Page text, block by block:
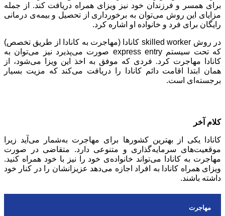
برای همسر و فرزندان خود نیز ویزای همراه دریافت کند. از جمله
مزایای این روش می‌توان به برخورداری از تحصیل و بیمه‌ی درمانی
رایگان برای فرد و خانواده او اشاره کرد.
در روش skilled worker کانادا (مهاجرت به کانادا از طریق تخصص)
که تحت سیستم express entry صورت می‌پذیرد نیز می‌توان به
کانادا مهاجرت کرد. فردی که موفق به اخذ این ویزا می‌شود، از
همان ابتدا اقامت دائم کانادا را دریافت می‌کند که مزیت بسیار
برجسته‌ای است.
کلام آخر
کانادا یکی از بهترین کشورها برای مهاجرت به‌شمار می‌آید زیرا
موقعیت‌های سرمایه‌گذاری و متنوعی دارد. متقاضی در صورت
مهاجرت به کانادا می‌تواند خانواده‌ی خود را نیز با خود همراه کنید.
ویزای همراه کانادا به افراد اجازه می‌دهد عزیزانشان را در کنار خود
داشته باشند.
مهاجرت